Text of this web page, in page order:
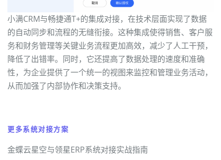
小满CRM与畅捷通T+的集成对接，在技术层面实现了数据
的自动同步和流程的无缝衔接。这种集成使得销售、客户服
务和财务管理等关键业务流程更加高效，减少了人工干预，
降低了出错率。同时，它还提高了数据处理的速度和准确
性，为企业提供了一个统一的视图来监控和管理业务活动，
从而加强了内部协作和决策支持。
更多系统对接方案
金蝶云星空与领星ERP系统对接实战指南